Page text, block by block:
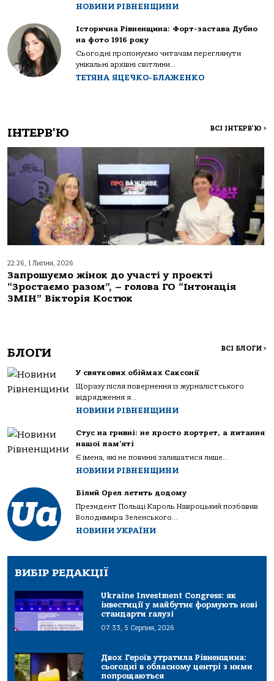
НОВИНИ РІВНЕНЩИНИ
Історична Рівненщина: Форт-застава Дубно
на фото 1916 року
Сьогодні пропонуємо читачам переглянути
унікальні архівні світлини...
ТЕТЯНА ЯЦЕЧКО-БЛАЖЕНКО
ІНТЕРВ'Ю ВСІ ІНТЕРВ'Ю >
22:26, 1 Липня, 2026
Запрошуємо жінок до участі у проєкті
“Зростаємо разом”, – голова ГО “Інтонація
ЗМІН” Вікторія Костюк
БЛОГИ ВСІ БЛОГИ >
У святкових обіймах Саксонії
Щоразу після повернення із журналістського
відрядження я...
НОВИНИ РІВНЕНЩИНИ
Стус на гривні: не просто портрет, а питання
нашої пам’яті
Є імена, які не повинні залишатися лише...
НОВИНИ РІВНЕНЩИНИ
Білий Орел летить додому
Президент Польщі Кароль Навроцький позбавив
Володимира Зеленського...
НОВИНИ УКРАЇНИ
ВИБІР РЕДАКЦІЇ
Ukraine Investment Congress: як
інвестиції у майбутнє формують нові
стандарти галузі
07:33, 5 Серпня, 2026
Двох Героїв утратила Рівненщина:
сьогодні в обласному центрі з ними
попрощаються